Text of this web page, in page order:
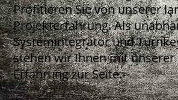
Profitieren Sie von unserer
Projekterfahrung. Als
Systemintegrator und
stehen wir Ihnen mit
Erfahrung zur Seite.